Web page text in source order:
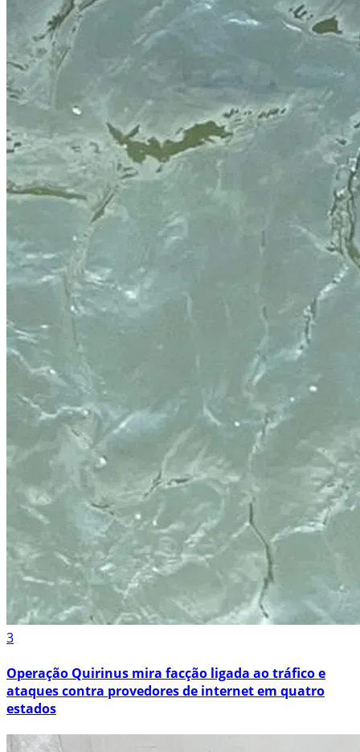
3
Operação Quirinus mira facção ligada ao tráfico e
ataques contra provedores de internet em quatro
estados